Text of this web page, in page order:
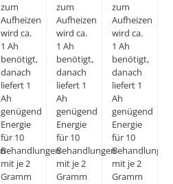
zum
Aufheizen
wird ca.
1 Ah
benötigt,
danach
liefert 1
Ah
genügend
Energie
für 10
Behandlungen
mit je 2
Gramm
zum
Aufheizen
wird ca.
1 Ah
benötigt,
danach
liefert 1
Ah
genügend
Energie
für 10
Behandlungen
mit je 2
Gramm
zum
Aufheizen
wird ca.
1 Ah
benötigt,
danach
liefert 1
Ah
genügend
Energie
für 10
Behandlungen
mit je 2
Gramm